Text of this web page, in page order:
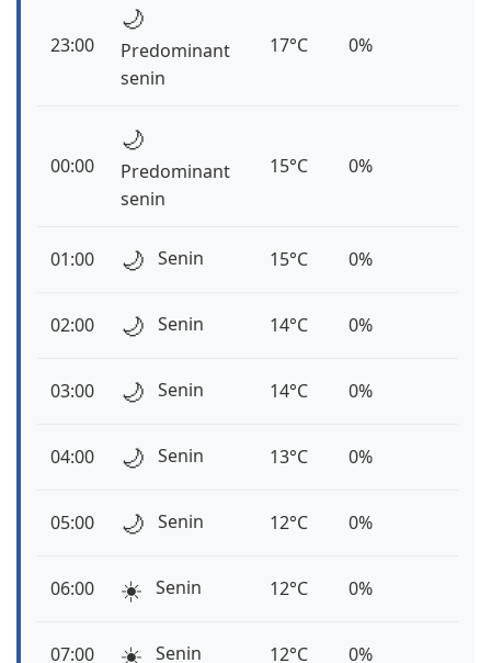
23:00
🌙
Predominant
senin
17°C 0%
00:00
🌙
Predominant
senin
15°C 0%
01:00 🌙 Senin 15°C 0%
02:00 🌙 Senin 14°C 0%
03:00 🌙 Senin 14°C 0%
04:00 🌙 Senin 13°C 0%
05:00 🌙 Senin 12°C 0%
06:00 ☀️ Senin 12°C 0%
07:00 ☀️ Senin 12°C 0%